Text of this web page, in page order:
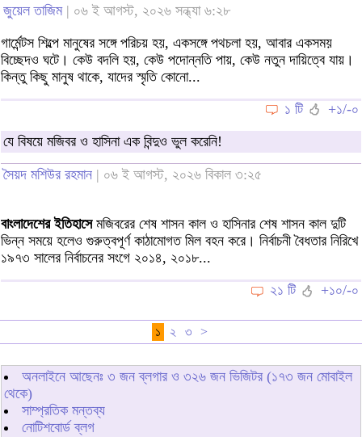
জুয়েল তাজিম| ০৬ ই আগস্ট, ২০২৬ সন্ধ্যা ৬:২৮
গার্মেন্টস শিল্পে মানুষের সঙ্গে পরিচয় হয়, একসঙ্গে পথচলা হয়, আবার একসময়
বিচ্ছেদও ঘটে। কেউ বদলি হয়, কেউ পদোন্নতি পায়, কেউ নতুন দায়িত্বে যায়।
কিন্তু কিছু মানুষ থাকে, যাদের স্মৃতি কোনো...
১ টি
+১/-০
যে বিষয়ে মজিবর ও হাসিনা এক বিন্দুও ভুল করেনি!
সৈয়দ মশিউর রহমান | ০৬ ই আগস্ট, ২০২৬ বিকাল ৩:২৫
বাংলাদেশের ইতিহাসেমজিবরের শেষ শাসন কাল ও হাসিনার শেষ শাসন কাল দুটি
ভিন্ন সময়ে হলেও গুরুত্বপূর্ণ কাঠামোগত মিল বহন করে। নির্বাচনী বৈধতার নিরিখে
১৯৭৩ সালের নির্বাচনের সংগে ২০১৪, ২০১৮...
২১ টি
+১০/-০
১ ২ ৩ >
অনলাইনে আছেনঃ ৩ জন ব্লগার ও ৩২৬ জন ভিজিটর (১৭৩ জন মোবাইল
থেকে)
সাম্প্রতিক মন্তব্য
নোটিশবোর্ড ব্লগ